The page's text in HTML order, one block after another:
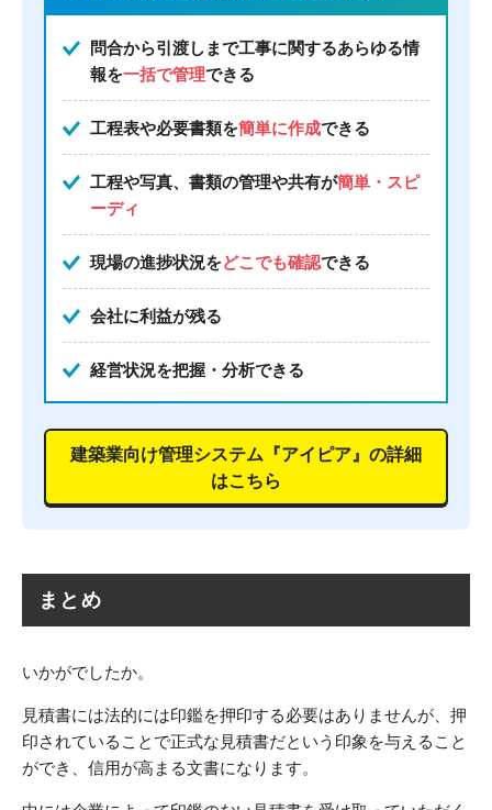
問合から引渡しまで工事に関するあらゆる情
報を一括で管理できる
工程表や必要書類を簡単に作成できる
工程や写真、書類の管理や共有が簡単・スピ
ーディ
現場の進捗状況をどこでも確認できる
会社に利益が残る
経営状況を把握・分析できる
建築業向け管理システム『アイピア』の詳細
はこちら
まとめ
いかがでしたか。
見積書には法的には印鑑を押印する必要はありませんが、押
印されていることで正式な見積書だという印象を与えること
ができ、信用が高まる文書になります。